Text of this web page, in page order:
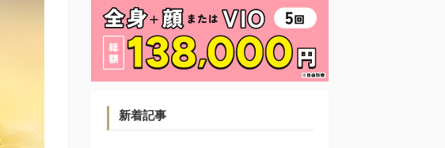
新着記事